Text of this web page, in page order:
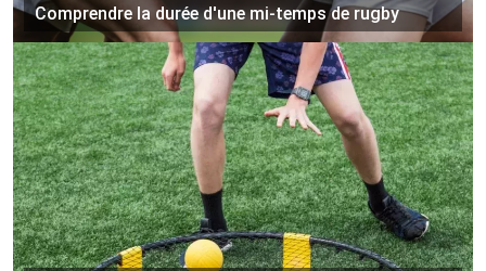
Comprendre la durée d'une mi-temps de rugby